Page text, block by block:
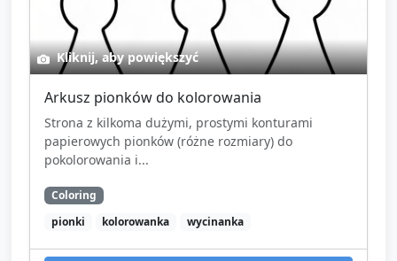
Kliknij, aby powiększyć
Arkusz pionków do kolorowania
Strona z kilkoma dużymi, prostymi konturami
papierowych pionków (różne rozmiary) do
pokolorowania i...
Coloring
pionki
kolorowanka wycinanka